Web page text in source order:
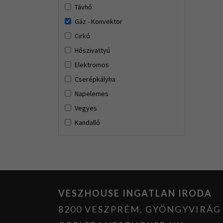
Távhő
Gáz - Konvektor
Cirkó
Hőszivattyú
Elektromos
Cserépkályha
Napelemes
Vegyes
Kandalló
VESZHOUSE INGATLAN IRODA
8200 VESZPRÉM,